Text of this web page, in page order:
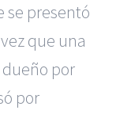
se presentó
que una
por
por